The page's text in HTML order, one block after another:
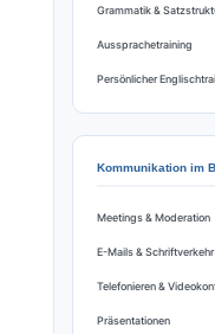
Grammatik &
Aussprachetraining
Persönlicher
Kommunikation im
Meetings & Moderation
E-Mails & Schriftverkehr
Telefonieren &
Präsentationen